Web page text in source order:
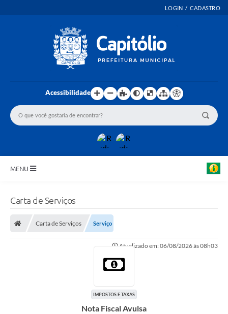
LOGIN / CADASTRO
Acessibilidade
MENU
Carta de Serviços
Carta de Serviços Serviço
Atualizado em: 06/08/2026 às 08h03
IMPOSTOS E TAXAS
Nota Fiscal Avulsa